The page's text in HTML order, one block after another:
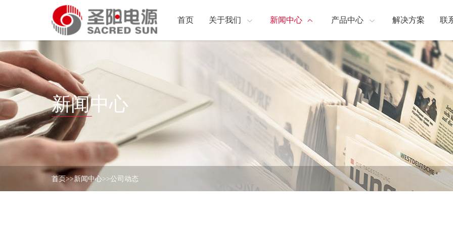
首页 关于我们 新闻中心 产品中心 解决方案 联
新闻中心
首页>>新闻中心>>公司动态
页
关
于
我
们
新
闻
中
心
产
品
中
决
案